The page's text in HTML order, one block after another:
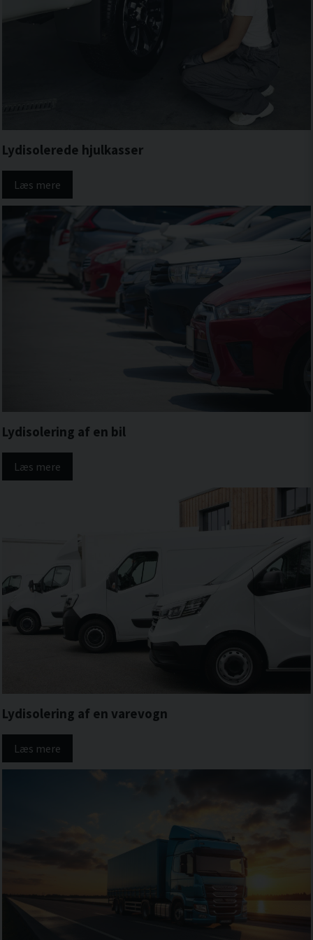
Lydisolerede hjulkasser
Læs mere
Lydisolering af en bil
Læs mere
Lydisolering af en varevogn
Læs mere